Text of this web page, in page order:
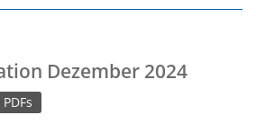
Dezember 2024